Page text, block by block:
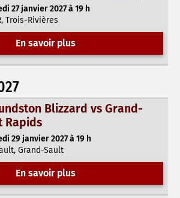
27 janvier 2027 à 19 h
Trois-Rivières
En savoir plus
Blizzard vs Grand-
Rapids
29 janvier 2027 à 19 h
Grand-Sault
En savoir plus